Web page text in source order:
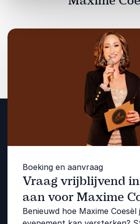
Boeking en aanvraag
Vraag vrijblijvend
aan voor Maxime
Benieuwd hoe Maxime Coesèl